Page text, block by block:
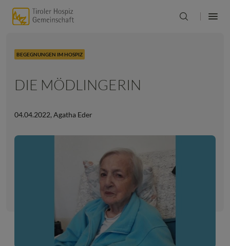
BEGEGNUNGEN IM HOSPIZ
DIE MÖDLINGERIN
04.04.2022, Agatha Eder